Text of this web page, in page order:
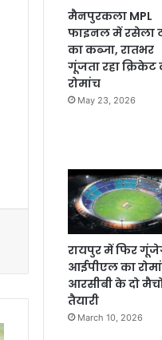
मैनपुरकला MPL
फाइनल में रसेला
का कब्जा, रातभर
गूंजता रहा क्रिकेट
रोमांच
May 23, 2026
रायपुर में फिर
आईपीएल का
आरसीबी के दो
तैयारी
March 10, 2026